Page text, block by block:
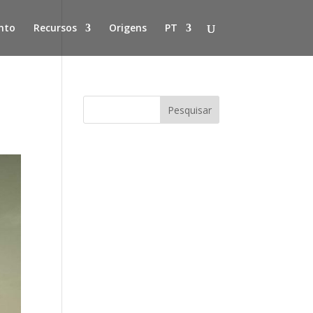
Recursos Origens PT